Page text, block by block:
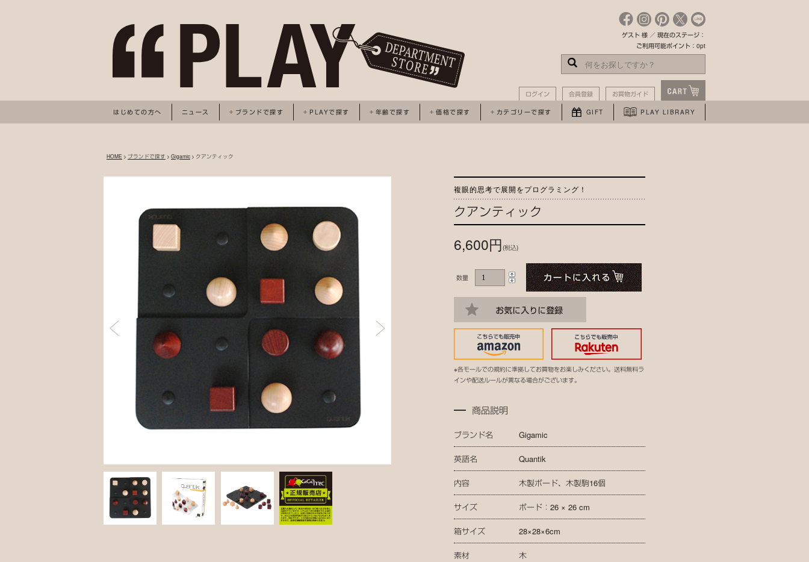
ゲスト 様 ／ 現在のステージ：
ご利用可能ポイント：0pt
ログイン 会員登録 お買物ガイド
はじめての方へ ニュース ブランドで探す PLAYで探す 年齢で探す 価格で探す カテゴリーで探す GIFT PLAY LIBRARY
HOME > ブランドで探す > Gigamic > クアンティック
※各モールでの規約に準拠してお買物をお楽しみください。送料無料ラ
インや配送ルールが異なる場合がございます。
商品説明
ブランド名 Gigamic
英語名 Quantik
内容 木製ボード、木製駒16個
サイズ ボード：26 × 26 cm
箱サイズ 28×28×6cm
素材 木
複眼的思考で展開をプログラミング！
クアンティック
6,600円(税込)
数量